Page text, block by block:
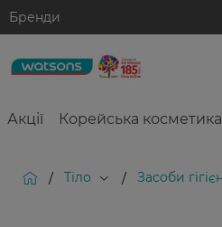
Бренди
Акції Корейська косметика
/ Тіло / Засоби